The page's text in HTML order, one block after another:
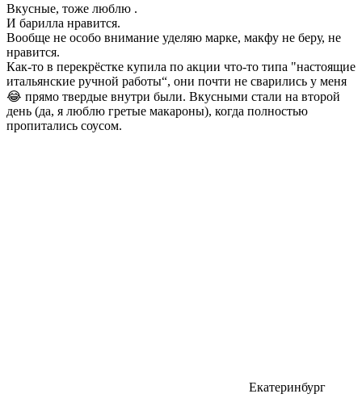
Вкусные, тоже люблю .
И барилла нравится.
Вообще не особо внимание уделяю марке, макфу не беру, не
нравится.
Как-то в перекрёстке купила по акции что-то типа "настоящие
итальянские ручной работы“, они почти не сварились у меня
😂 прямо твердые внутри были. Вкусными стали на второй
день (да, я люблю гретые макароны), когда полностью
пропитались соусом.
Екатеринбург